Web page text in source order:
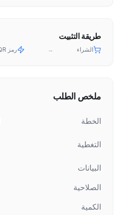
طريقة التثبيت
الشراء → رمز QR
ملخص الطلب
الخطة
التغطية
البيانات
الصلاحية
الكمية